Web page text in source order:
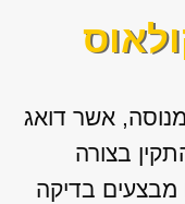
אשר דואג
בצורה
מבצעים בדיקה